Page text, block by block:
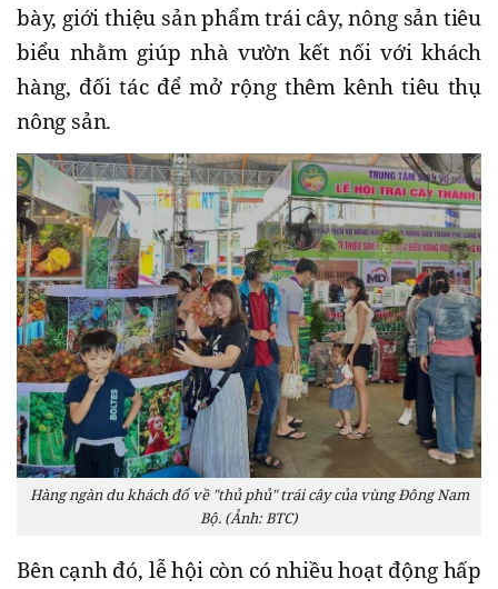
bày, giới thiệu sản phẩm trái cây, nông sản tiêu
biểu nhằm giúp nhà vườn kết nối với khách
hàng, đối tác để mở rộng thêm kênh tiêu thụ
nông sản.
Hàng ngàn du khách đổ về "thủ phủ" trái cây của vùng Đông Nam
Bộ. (Ảnh: BTC)
Bên cạnh đó, lễ hội còn có nhiều hoạt động hấp